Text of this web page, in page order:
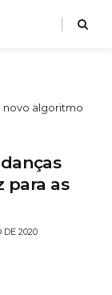
novo algoritmo
para as
DE 2020